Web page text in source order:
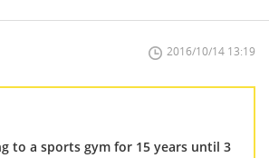
2016/10/14 13:19
to a sports gym for 15 years until 3